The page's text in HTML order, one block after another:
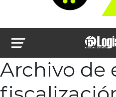
Archivo de